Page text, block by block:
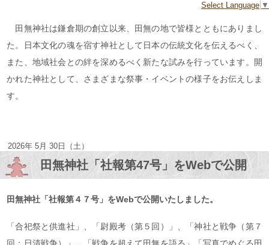
Select Language ▼
田無神社は鎌倉期の創立以来、田無の地で皆様とともにありまし
た。日本文化の魂を宿す神社として日本の伝統文化を伝えるべく、
また、地域社会との絆を深めるべく新たな試みを行っています。開
かれた神社として、さまざまな祭事・イベントの様子をお伝えしま
す。
2026年 5月 30日（土）
田無神社「社報第47号」をWebで公開
田無神社「社報第４７号」をWebで公開いたしました。
「合祀祭と供進社」、「尉殿考（第５回）」、「神社と戦争（第７